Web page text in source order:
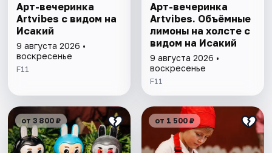
Арт-вечеринка
Artvibes с видом на
Исакий
9 августа 2026 •
воскресенье
F11
Арт-вечеринка
Artvibes. Объёмные
лимоны на холсте с
видом на Исакий
9 августа 2026 •
воскресенье
F11
от 3 800 ₽ от 1 500 ₽